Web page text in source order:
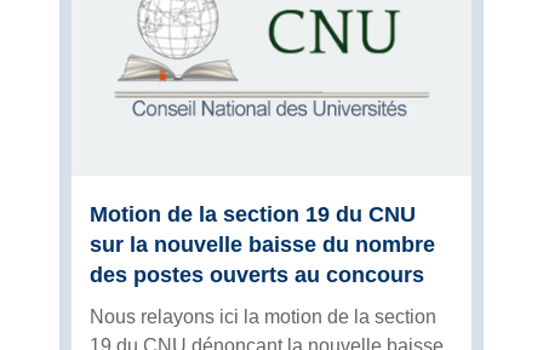
Motion de la section 19 du CNU
sur la nouvelle baisse du nombre
des postes ouverts au concours
Nous relayons ici la motion de la section
19 du CNU dénonçant la nouvelle baisse